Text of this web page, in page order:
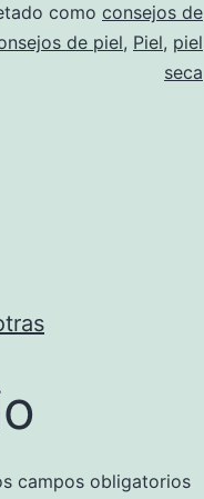
como consejos de
de piel, Piel, piel
seca
campos obligatorios